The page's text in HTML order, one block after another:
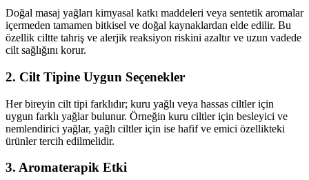
Doğal masaj yağları kimyasal katkı maddeleri veya sentetik aromalar
içermeden tamamen bitkisel ve doğal kaynaklardan elde edilir. Bu
özellik ciltte tahriş ve alerjik reaksiyon riskini azaltır ve uzun vadede
cilt sağlığını korur.
2. Cilt Tipine Uygun Seçenekler
Her bireyin cilt tipi farklıdır; kuru yağlı veya hassas ciltler için
uygun farklı yağlar bulunur. Örneğin kuru ciltler için besleyici ve
nemlendirici yağlar, yağlı ciltler için ise hafif ve emici özellikteki
ürünler tercih edilmelidir.
3. Aromaterapik Etki